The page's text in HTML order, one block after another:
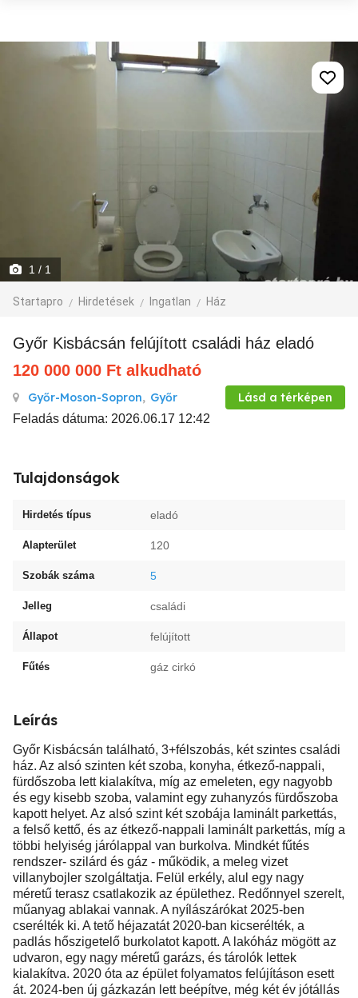
1 / 1
Startapro Hirdetések Ingatlan Ház
Győr Kisbácsán felújított családi ház eladó
120 000 000 Ft alkudható
Győr-Moson-Sopron, Győr Lásd a térképen
Feladás dátuma: 2026.06.17 12:42
Tulajdonságok
Hirdetés típus eladó
Alapterület 120
Szobák száma 5
Jelleg családi
Állapot felújított
Fűtés gáz cirkó
Leírás
Győr Kisbácsán található, 3+félszobás, két szintes családi
ház. Az alsó szinten két szoba, konyha, étkező-nappali,
fürdőszoba lett kialakítva, míg az emeleten, egy nagyobb
és egy kisebb szoba, valamint egy zuhanyzós fürdőszoba
kapott helyet. Az alsó szint két szobája laminált parkettás,
a felső kettő, és az étkező-nappali laminált parkettás, míg a
többi helyiség járólappal van burkolva. Mindkét fűtés
rendszer- szilárd és gáz - működik, a meleg vizet
villanybojler szolgáltatja. Felül erkély, alul egy nagy
méretű terasz csatlakozik az épülethez. Redőnnyel szerelt,
műanyag ablakai vannak. A nyílászárókat 2025-ben
cserélték ki. A tető héjazatát 2020-ban kicserélték, a
padlás hőszigetelő burkolatot kapott. A lakóház mögött az
udvaron, egy nagy méretű garázs, és tárolók lettek
kialakítva. 2020 óta az épület folyamatos felújításon esett
át. 2024-ben új gázkazán lett beépítve, még két év jótállás